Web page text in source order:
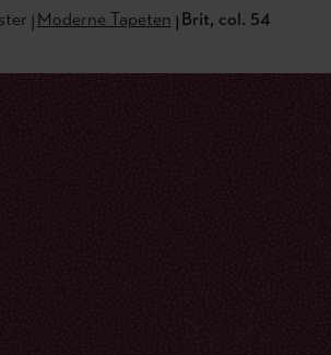
Moderne Tapeten Brit, col. 54